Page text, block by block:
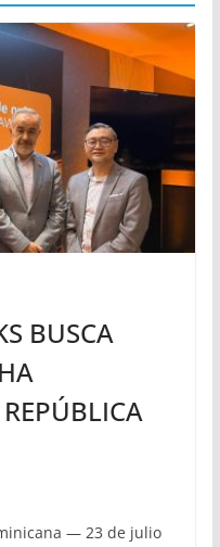
BUSCA
— 23 de julio